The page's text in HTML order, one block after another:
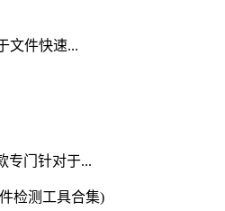
文件快速...
专门针对于...